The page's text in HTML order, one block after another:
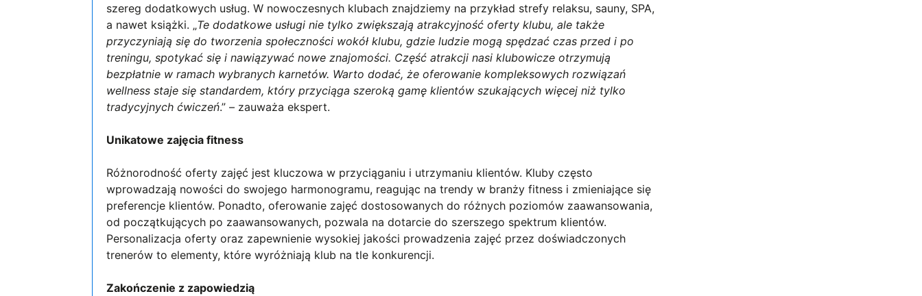
szereg dodatkowych usług. W nowoczesnych klubach znajdziemy na przykład strefy relaksu, sauny, SPA,
a nawet książki. „Te dodatkowe usługi nie tylko zwiększają atrakcyjność oferty klubu, ale także
przyczyniają się do tworzenia społeczności wokół klubu, gdzie ludzie mogą spędzać czas przed i po
treningu, spotykać się i nawiązywać nowe znajomości. Część atrakcji nasi klubowicze otrzymują
bezpłatnie w ramach wybranych karnetów. Warto dodać, że oferowanie kompleksowych rozwiązań
wellness staje się standardem, który przyciąga szeroką gamę klientów szukających więcej niż tylko
tradycyjnych ćwiczeń.” – zauważa ekspert.
Unikatowe zajęcia fitness
Różnorodność oferty zajęć jest kluczowa w przyciąganiu i utrzymaniu klientów. Kluby często
wprowadzają nowości do swojego harmonogramu, reagując na trendy w branży fitness i zmieniające się
preferencje klientów. Ponadto, oferowanie zajęć dostosowanych do różnych poziomów zaawansowania,
od początkujących po zaawansowanych, pozwala na dotarcie do szerszego spektrum klientów.
Personalizacja oferty oraz zapewnienie wysokiej jakości prowadzenia zajęć przez doświadczonych
trenerów to elementy, które wyróżniają klub na tle konkurencji.
Zakończenie z zapowiedzią